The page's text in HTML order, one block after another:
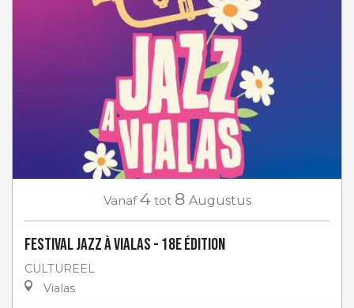
Vanaf 4 tot 8 Augustus
Festival Jazz à Vialas - 18e Édition
CULTUREEL
Vialas